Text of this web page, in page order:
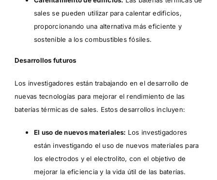
sales se pueden utilizar para calentar edificios,
proporcionando una alternativa más eficiente y
sostenible a los combustibles fósiles.
Desarrollos futuros
Los investigadores están trabajando en el desarrollo de
nuevas tecnologías para mejorar el rendimiento de las
baterías térmicas de sales. Estos desarrollos incluyen:
El uso de nuevos materiales: Los investigadores
están investigando el uso de nuevos materiales para
los electrodos y el electrolito, con el objetivo de
mejorar la eficiencia y la vida útil de las baterías.